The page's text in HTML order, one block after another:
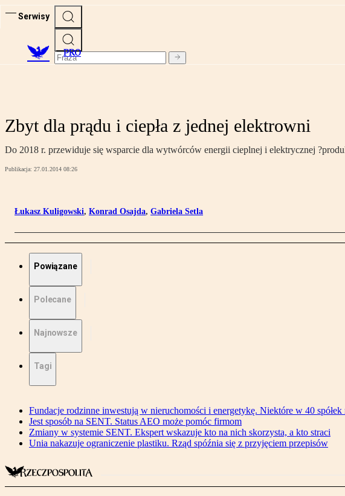
Serwisy
PRO
Zbyt dla prądu i ciepła z jednej elektrowni
Do 2018 r. przewiduje się wsparcie dla wytwórców energii cieplnej i elektrycznej
Publikacja: 27.01.2014 08:26
Łukasz Kuligowski, Konrad Osajda, Gabriela Setla
Powiązane
Polecane
Najnowsze
Tagi
Fundacje rodzinne inwestują w nieruchomości i energetykę. Niektóre w 40 spółek
Jest sposób na SENT. Status AEO może pomóc firmom
Zmiany w systemie SENT. Ekspert wskazuje kto na nich skorzysta, a kto straci
Unia nakazuje ograniczenie plastiku. Rząd spóźnia się z przyjęciem przepisów